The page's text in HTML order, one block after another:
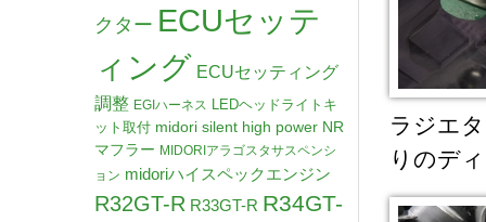
ラジエ
りのデ
クター ECUセッテ
ィング ECUセッティング
調整 EGIハーネス LEDヘッドライトキ
ット取付 midori silent high power NR
マフラー MIDORIアラゴスタサスペンシ
ョン midoriハイスペックエンジン
R32GT-R R33GT-R R34GT-